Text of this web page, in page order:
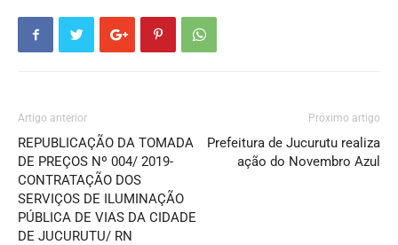
Artigo anterior
REPUBLICAÇÃO DA TOMADA
DE PREÇOS Nº 004/ 2019-
CONTRATAÇÃO DOS
SERVIÇOS DE ILUMINAÇÃO
PÚBLICA DE VIAS DA CIDADE
DE JUCURUTU/ RN
Próximo artigo
Prefeitura de Jucurutu realiza
ação do Novembro Azul